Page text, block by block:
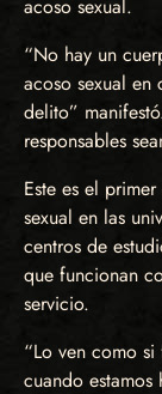
acoso sexual.
“No hay un
acoso sexual en
delito”
responsables
Este es el
sexual en las
centros de
que funcionan
servicio.
“Lo ven como
cuando